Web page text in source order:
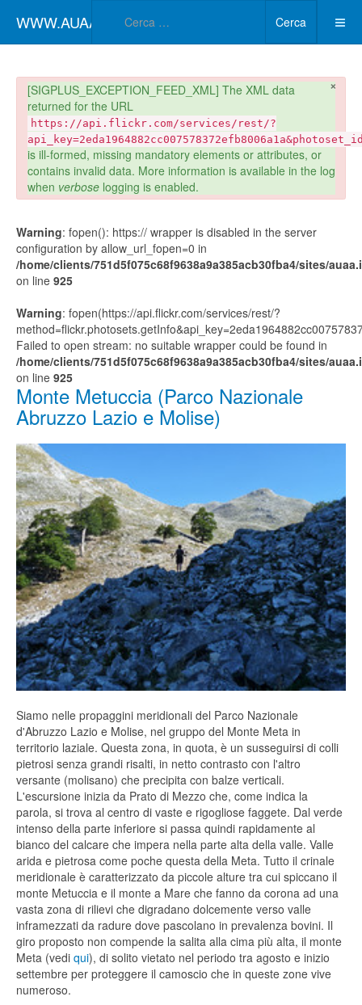
WWW.AUAA.IT
Cerca
×
danger
[SIGPLUS_EXCEPTION_FEED_XML] The XML data
returned for the URL
https://api.flickr.com/services/rest/?
is ill-formed, missing mandatory elements or attributes, or
contains invalid data. More information is available in the log
when verboselogging is enabled.
Warning: fopen(): https:// wrapper is disabled in the server
configuration by allow_url_fopen=0 in
/home/clients/751d5f075c68f9638a9a385acb30fba4/sites/
on line 925
Warning: fopen(https://api.flickr.com/services/rest/?
Failed to open stream: no suitable wrapper could be found in
/home/clients/751d5f075c68f9638a9a385acb30fba4/sites/
on line 925
Monte Metuccia (Parco Nazionale
Abruzzo Lazio e Molise)
Siamo nelle propaggini meridionali del Parco Nazionale
d'Abruzzo Lazio e Molise, nel gruppo del Monte Meta in
territorio laziale. Questa zona, in quota, è un susseguirsi di colli
pietrosi senza grandi risalti, in netto contrasto con l'altro
versante (molisano) che precipita con balze verticali.
L'escursione inizia da Prato di Mezzo che, come indica la
parola, si trova al centro di vaste e rigogliose faggete. Dal verde
intenso della parte inferiore si passa quindi rapidamente al
bianco del calcare che impera nella parte alta della valle. Valle
arida e pietrosa come poche questa della Meta. Tutto il crinale
meridionale è caratterizzato da piccole alture tra cui spiccano il
monte Metuccia e il monte a Mare che fanno da corona ad una
vasta zona di rilievi che digradano dolcemente verso valle
inframezzati da radure dove pascolano in prevalenza bovini. Il
giro proposto non compende la salita alla cima più alta, il monte
Meta (vedi qui), di solito vietato nel periodo tra agosto e inizio
settembre per proteggere il camoscio che in queste zone vive
numeroso.